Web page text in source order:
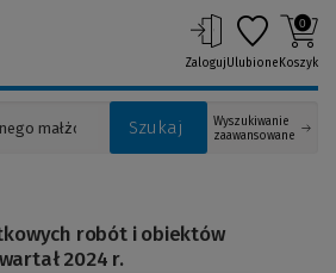
Szukaj
Wyszukiwanie
zaawansowane
ZalogujUlubione
0
Koszyk
robót i obiektów
2024 r.